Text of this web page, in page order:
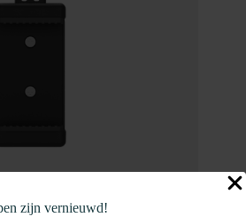
zijn vernieuwd!